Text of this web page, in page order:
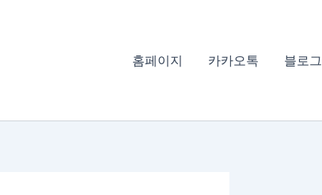
홈페이지 카카오톡 블로그